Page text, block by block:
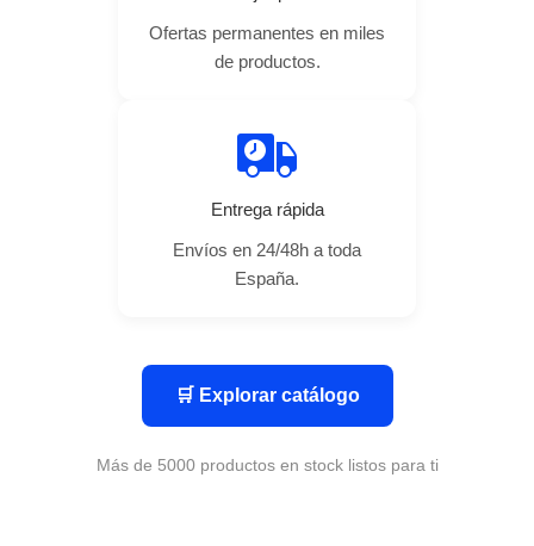
Ofertas permanentes en miles
de productos.
Entrega rápida
Envíos en 24/48h a toda
España.
🛒 Explorar catálogo
Más de 5000 productos en stock listos para ti